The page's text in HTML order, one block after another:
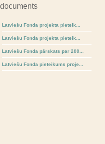
documents
Latviešu Fonda projekta pieteik...
Latviešu Fonda projekta pieteik...
Latviešu Fonda pārskats par 200...
Latviešu Fonda pieteikums proje...